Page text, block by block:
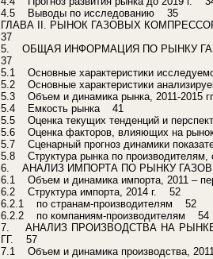
4.5 Выводы по исследованию 35
ГЛАВА II. РЫНОК ГАЗОВЫХ
37
5. ОБЩАЯ ИНФОРМАЦИЯ ПО РЫНКУ
37
5.1 Основные характеристики
5.2 Основные характеристики
5.3 Объем и динамика рынка, 2011-2015
5.4 Емкость рынка 41
5.5 Оценка текущих тенденций и
5.6 Оценка факторов, влияющих на
5.7 Сценарный прогноз динамики
5.8 Структура рынка по
6. АНАЛИЗ ИМПОРТА ПО РЫНКУ
6.1 Объем и динамика импорта, 2011 –
6.2 Структура импорта, 2014 г. 52
6.2.1 по странам-производителям 52
6.2.2 по компаниям-производителям 54
7. АНАЛИЗ ПРОИЗВОДСТВА НА РЫНКЕ
ГГ. 57
7.1 Объем и динамика производства,